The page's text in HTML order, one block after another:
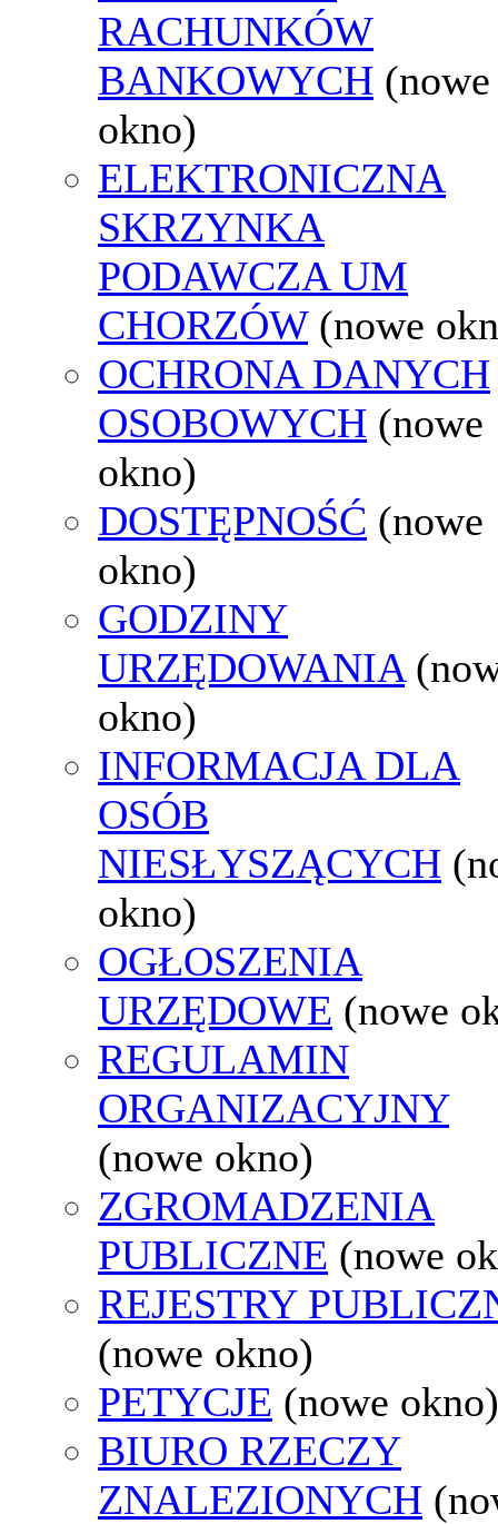
RACHUNKÓW
BANKOWYCH (nowe
okno)
ELEKTRONICZNA
SKRZYNKA
PODAWCZA UM
CHORZÓW (nowe
OCHRONA DANYCH
OSOBOWYCH (nowe
okno)
DOSTĘPNOŚĆ (nowe
okno)
GODZINY
URZĘDOWANIA
okno)
INFORMACJA DLA
OSÓB
NIESŁYSZĄCYCH
okno)
OGŁOSZENIA
URZĘDOWE (nowe
REGULAMIN
ORGANIZACYJNY
(nowe okno)
ZGROMADZENIA
PUBLICZNE (nowe
REJESTRY
(nowe okno)
PETYCJE (nowe okno)
BIURO RZECZY
ZNALEZIONYCH